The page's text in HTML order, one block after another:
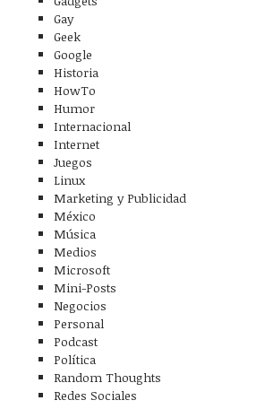
Gay
Geek
Google
Historia
HowTo
Humor
Internacional
Internet
Juegos
Linux
Marketing y Publicidad
México
Música
Medios
Microsoft
Mini-Posts
Negocios
Personal
Podcast
Política
Random Thoughts
Redes Sociales